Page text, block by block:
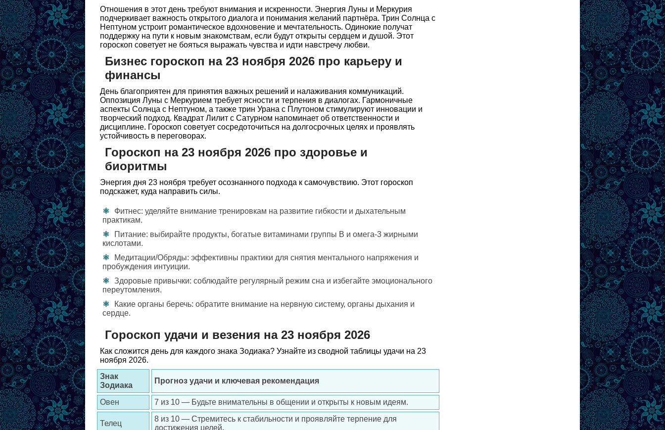
Отношения в этот день требуют внимания и искренности. Энергия Луны и Меркурия
подчеркивает важность открытого диалога и понимания желаний партнёра. Трин Солнца с
Нептуном устроит романтическое вдохновение и мечтательность. Одинокие получат
поддержку на пути к новым знакомствам, если будут открыты сердцем и душой. Этот
гороскоп советует не бояться выражать чувства и идти навстречу любви.
Бизнес гороскоп на 23 ноября 2026 про карьеру и
финансы
День благоприятен для принятия важных решений и налаживания коммуникаций.
Оппозиция Луны с Меркурием требует ясности и терпения в диалогах. Гармоничные
аспекты Солнца с Нептуном, а также трин Урана с Плутоном стимулируют инновации и
творческий подход. Квадрат Лилит с Сатурном напоминает об ответственности и
дисциплине. Гороскоп советует сосредоточиться на долгосрочных целях и проявлять
устойчивость в переговорах.
Гороскоп на 23 ноября 2026 про здоровье и
биоритмы
Энергия дня 23 ноября требует осознанного подхода к самочувствию. Этот гороскоп
подскажет, куда направить силы.
Фитнес: уделяйте внимание тренировкам на развитие гибкости и дыхательным
практикам.
Питание: выбирайте продукты, богатые витаминами группы В и омега-3 жирными
кислотами.
Медитации/Обряды: эффективны практики для снятия ментального напряжения и
пробуждения интуиции.
Здоровые привычки: соблюдайте регулярный режим сна и избегайте эмоционального
переутомления.
Какие органы беречь: обратите внимание на нервную систему, органы дыхания и
сердце.
Гороскоп удачи и везения на 23 ноября 2026
Как сложится день для каждого знака Зодиака? Узнайте из сводной таблицы удачи на 23
ноября 2026.
Знак
Зодиака
Прогноз удачи и ключевая рекомендация
Овен 7 из 10 — Будьте внимательны в общении и открыты к новым идеям.
Телец
8 из 10 — Стремитесь к стабильности и проявляйте терпение для
достижения целей.